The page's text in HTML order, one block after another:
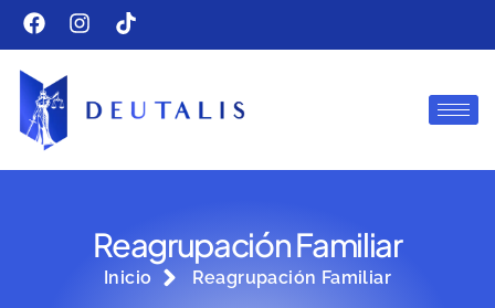
Reagrupación Familiar
Inicio Reagrupación Familiar